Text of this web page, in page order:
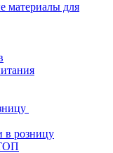
материалы для
в розницу